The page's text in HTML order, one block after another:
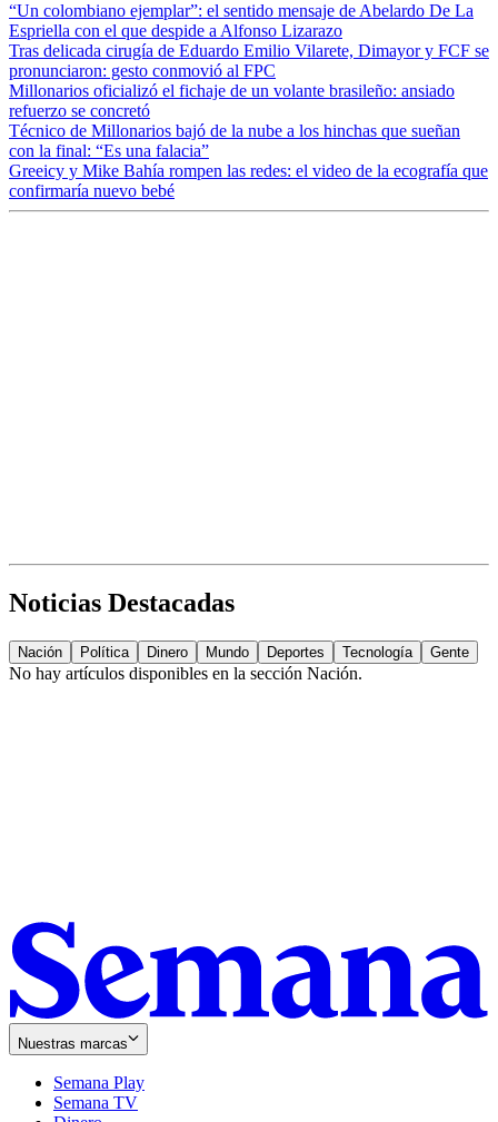
“Un colombiano ejemplar”: el sentido mensaje de Abelardo De La
Espriella con el que despide a Alfonso Lizarazo
Tras delicada cirugía de Eduardo Emilio Vilarete, Dimayor y FCF se
pronunciaron: gesto conmovió al FPC
Millonarios oficializó el fichaje de un volante brasileño: ansiado
refuerzo se concretó
Técnico de Millonarios bajó de la nube a los hinchas que sueñan
con la final: “Es una falacia”
Greeicy y Mike Bahía rompen las redes: el video de la ecografía que
confirmaría nuevo bebé
Noticias Destacadas
Nación Política Dinero Mundo Deportes Tecnología Gente
No hay artículos disponibles en la sección Nación.
Nuestras marcas
Semana Play
Semana TV